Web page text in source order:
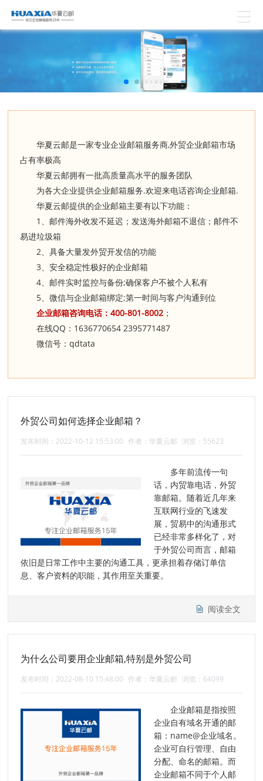
华夏云邮是一家专业企业邮箱服务商,外贸企业邮箱市场
占有率极高
华夏云邮拥有一批高质量高水平的服务团队
为各大企业提供企业邮箱服务.欢迎来电话咨询企业邮箱.
华夏云邮提供的企业邮箱主要有以下功能：
1 、邮件海外收发不延迟；发送海外邮箱不退信；邮件不
易进垃圾箱
2、具备大量发外贸开发信的功能
3、安全稳定性极好的企业邮箱
4、邮件实时监控与备份;确保客户不被个人私有
5、微信与企业邮箱绑定;第一时间与客户沟通到位
企业邮箱咨询电话：400-801-8002 ；
在线QQ ： 1636770654 2395771487
微信号：qdtata
外贸公司如何选择企业邮箱？
发布时间：2022-10-12 15:53:00 作者：华夏云邮 浏览：55623
多年前流传一句
话，内贸靠电话，外贸
靠邮箱。随着近几年来
互联网行业的飞速发
展，贸易中的沟通形式
已经非常多样化了，对
于外贸公司而言，邮箱
依旧是日常工作中主要的沟通工具，更承担着存储订单信
息、客户资料的职能，其作用至关重要。
阅读全文
为什么公司要用企业邮箱,特别是外贸公司
发布时间：2022-08-10 15:48:00 作者：华夏云邮 浏览：64099
企业邮箱是指按照
企业自有域名开通的邮
箱：name@企业域名。
企业可自行管理、自由
分配、命名的邮箱。而
企业邮箱不同于个人邮